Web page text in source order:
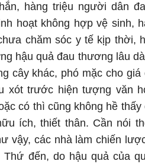
hàng triệu người dân
hoạt không hợp vệ sinh,
chăm sóc y tế kịp thời,
hậu quả đau thương lâu
cây khác, phó mặc cho
xót trước hiện tượng văn
có thì cũng không hề
ích, thiết thân. Cần nói
vậy, các nhà làm chiến
Thứ đến, do hậu quả của